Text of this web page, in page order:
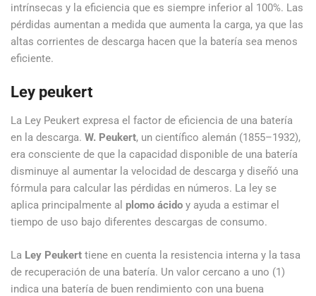
intrínsecas y la eficiencia que es siempre inferior al 100%. Las
pérdidas aumentan a medida que aumenta la carga, ya que las
altas corrientes de descarga hacen que la batería sea menos
eficiente.
Ley peukert
La Ley Peukert expresa el factor de eficiencia de una batería
en la descarga. W. Peukert, un científico alemán (1855–1932),
era consciente de que la capacidad disponible de una batería
disminuye al aumentar la velocidad de descarga y diseñó una
fórmula para calcular las pérdidas en números. La ley se
aplica principalmente al plomo ácido y ayuda a estimar el
tiempo de uso bajo diferentes descargas de consumo.
La Ley Peukert tiene en cuenta la resistencia interna y la tasa
de recuperación de una batería. Un valor cercano a uno (1)
indica una batería de buen rendimiento con una buena